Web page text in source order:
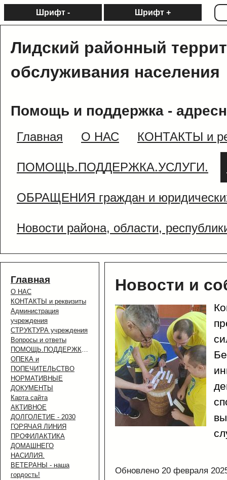
Шрифт - Шрифт +
Лидский районный
обслуживания населения
Помощь и поддержка -
Главная О НАС КОНТАКТЫ и
ПОМОЩЬ.ПОДДЕРЖКА.УСЛУГИ.
ОБРАЩЕНИЯ граждан и
Новости района, области,
Главная
О НАС
КОНТАКТЫ и реквизиты
Администрация
учреждения
СТРУКТУРА учреждения
Вопросы и ответы
ПОМОЩЬ.ПОДДЕРЖКА.УСЛУГИ.
ОПЕКА и
ПОПЕЧИТЕЛЬСТВО
НОРМАТИВНЫЕ
ДОКУМЕНТЫ
Карта сайта
АКТИВНОЕ
ДОЛГОЛЕТИЕ - 2030
ГОРЯЧАЯ ЛИНИЯ
ПРОФИЛАКТИКА
ДОМАШНЕГО
НАСИЛИЯ.
ВЕТЕРАНЫ - наша
гордость!
Новости и
Обновлено 20 февраля